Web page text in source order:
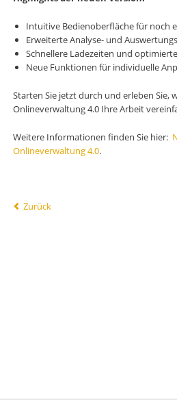
Intuitive Bedienoberfläche für noch
Erweiterte Analyse- und
Schnellere Ladezeiten und
Neue Funktionen für individuelle
Starten Sie jetzt durch und erleben Sie,
Onlineverwaltung 4.0 Ihre Arbeit
Weitere Informationen finden Sie hier:
Onlineverwaltung 4.0.
Zurück